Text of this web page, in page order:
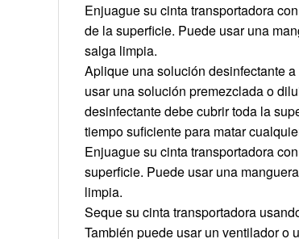
Enjuague su cinta transportadora
de la superficie. Puede usar una
salga limpia.
Aplique una solución desinfectante
usar una solución premezclada o
desinfectante debe cubrir toda la
tiempo suficiente para matar
Enjuague su cinta transportadora
superficie. Puede usar una
limpia.
Seque su cinta transportadora
También puede usar un ventilador o